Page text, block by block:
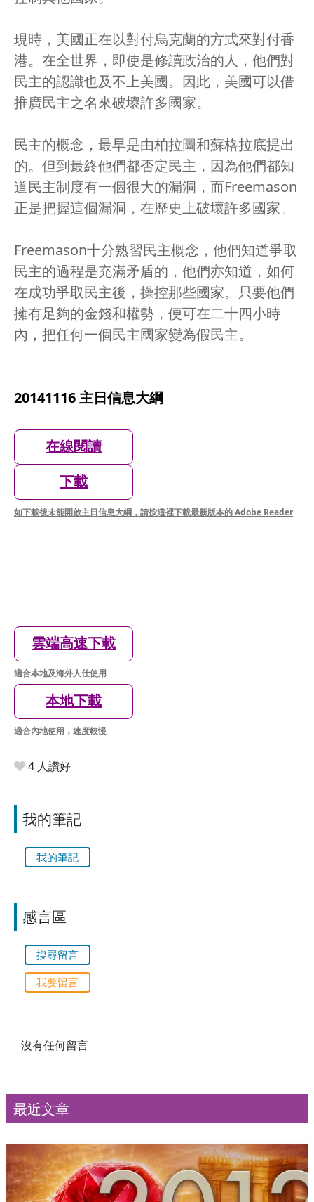
現時，美國正在以對付烏克蘭的方式來對付香
港。在全世界，即使是修讀政治的人，他們對
民主的認識也及不上美國。因此，美國可以借
推廣民主之名來破壞許多國家。
民主的概念，最早是由柏拉圖和蘇格拉底提出
的。但到最終他們都否定民主，因為他們都知
道民主制度有一個很大的漏洞，而Freemason
正是把握這個漏洞，在歷史上破壞許多國家。
Freemason十分熟習民主概念，他們知道爭取
民主的過程是充滿矛盾的，他們亦知道，如何
在成功爭取民主後，操控那些國家。只要他們
擁有足夠的金錢和權勢，便可在二十四小時
內，把任何一個民主國家變為假民主。
20141116 主日信息大綱
在線閱讀
下載
如下載後未能開啟主日信息大綱，請按這裡下載最新版本的 Adobe Reader
雲端高速下載
適合本地及海外人仕使用
本地下載
適合內地使用，速度較慢
4 人讚好
我的筆記
我的筆記
感言區
搜尋留言
我要留言
沒有任何留言
最近文章